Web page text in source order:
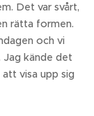
Det var svårt,
rätta formen.
och vi
Jag kände det
visa upp sig